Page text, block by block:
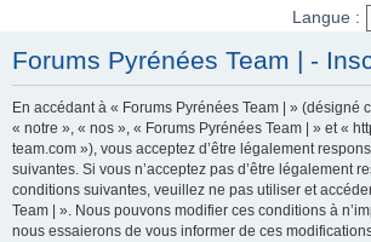
Langue :
Forums Pyrénées Team | -
En accédant à « Forums Pyrénées Team | » (désigné
« notre », « nos », « Forums Pyrénées Team | » et «
team.com »), vous acceptez d’être légalement
suivantes. Si vous n’acceptez pas d’être légalement
conditions suivantes, veuillez ne pas utiliser et
Team | ». Nous pouvons modifier ces conditions à
nous essaierons de vous informer de ces